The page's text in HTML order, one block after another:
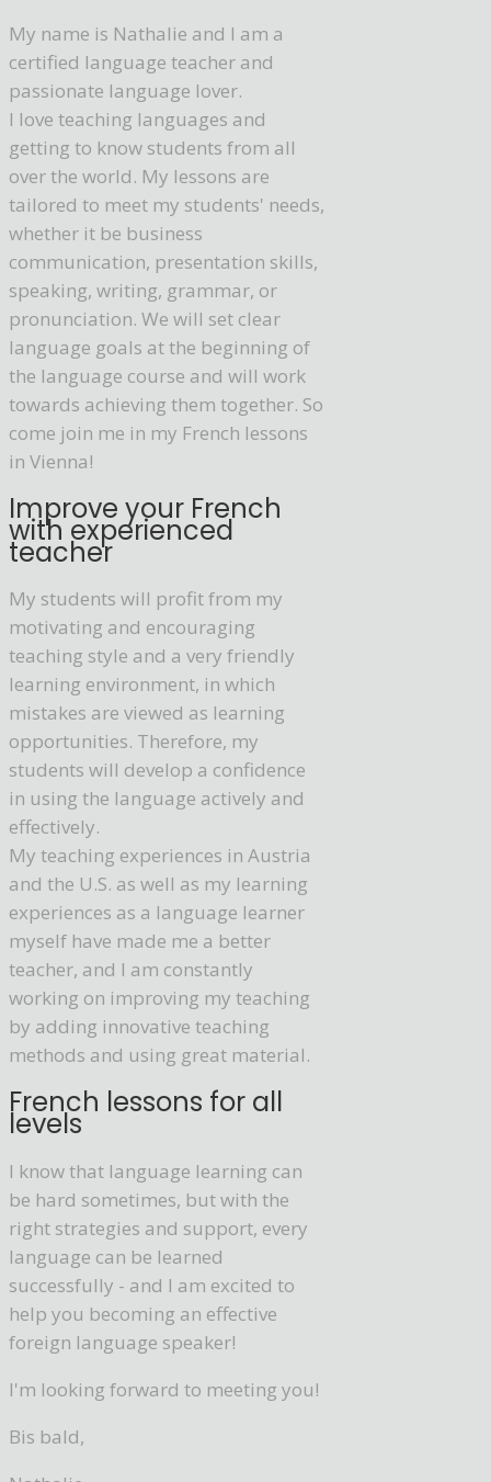
My name is Nathalie and I am a
certified language teacher and
passionate language lover.
I love teaching languages and
getting to know students from all
over the world. My lessons are
tailored to meet my students' needs,
whether it be business
communication, presentation skills,
speaking, writing, grammar, or
pronunciation. We will set clear
language goals at the beginning of
the language course and will work
towards achieving them together. So
come join me in my French lessons
in Vienna!
Improve your French
with experienced
teacher
My students will profit from my
motivating and encouraging
teaching style and a very friendly
learning environment, in which
mistakes are viewed as learning
opportunities. Therefore, my
students will develop a confidence
in using the language actively and
effectively.
My teaching experiences in Austria
and the U.S. as well as my learning
experiences as a language learner
myself have made me a better
teacher, and I am constantly
working on improving my teaching
by adding innovative teaching
methods and using great material.
French lessons for all
levels
I know that language learning can
be hard sometimes, but with the
right strategies and support, every
language can be learned
successfully - and I am excited to
help you becoming an effective
foreign language speaker!
I'm looking forward to meeting you!
Bis bald,